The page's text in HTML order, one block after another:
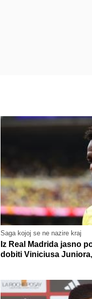
Saga kojoj se ne nazire kraj
Iz Real Madrida jasno
dobiti Viniciusa